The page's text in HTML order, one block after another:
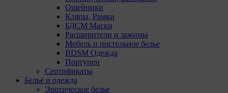
Ошейники
Кляпы, Рамки
БДСМ Маски
Расширители и зажимы
Мебель и постельное белье
BDSM Одежда
Портупеи
Сертификаты
Бельё и одежда
Эротическое белье